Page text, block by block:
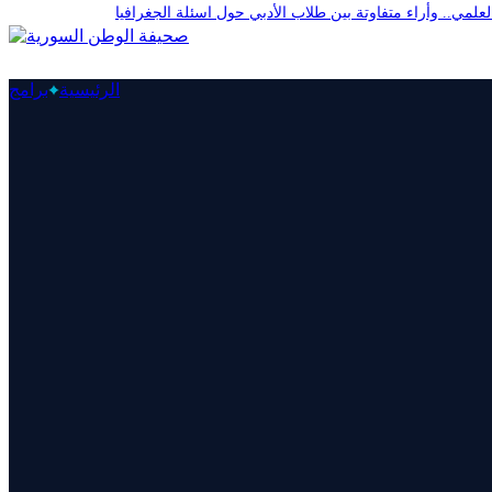
الرئيسية برامج
وأراء متفاوتة بين طلاب الأدبي حول اسئلة الجغرافيا